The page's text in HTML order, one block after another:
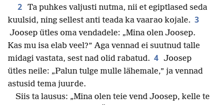
2 Ta puhkes valjusti nutma, nii et egiptlased seda
kuulsid, ning sellest anti teada ka vaarao kojale. 3
Joosep ütles oma vendadele: „Mina olen Joosep.
Kas mu isa elab veel?” Aga vennad ei suutnud talle
midagi vastata, sest nad olid rabatud. 4 Joosep
ütles neile: „Palun tulge mulle lähemale,” ja vennad
astusid tema juurde.
Siis ta lausus: „Mina olen teie vend Joosep, kelle te